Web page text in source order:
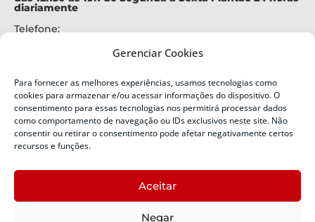
Gerenciar Cookies
Para fornecer as melhores experiências, usamos tecnologias como
cookies para armazenar e/ou acessar informações do dispositivo. O
consentimento para essas tecnologias nos permitirá processar dados
como comportamento de navegação ou IDs exclusivos neste site. Não
consentir ou retirar o consentimento pode afetar negativamente certos
recursos e funções.
Aceitar
Negar
diariamente
Telefone:
Alertas Defesa Civil:
SMS 40199
ENDEREÇO
Defesa Civil do Estado de Santa Catarina
Bairro:
Capoeiras, Florianópolis, SC